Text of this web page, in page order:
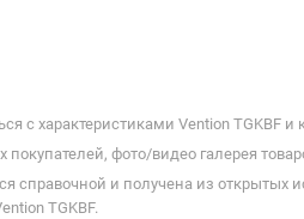
характеристиками Vention TGKBF и
фото/видео галерея
справочной и получена из
TGKBF.